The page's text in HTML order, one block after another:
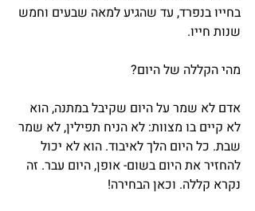
בחייו בנפרד, עד שהגיע למאה שבעים וחמש
שנות חייו.
מהי הקללה של היום?
אדם לא שמר על היום שקיבל במתנה, הוא
לא קיים בו מצוות: לא הניח תפילין, לא שמר
שבת. כל היום הלך לאיבוד. הוא לא יכול
להחזיר את היום בשום- אופן, היום עבר. זה
נקרא קללה. וכאן הבחירה!